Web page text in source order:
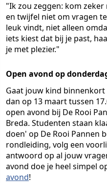
"Ik zou zeggen: kom
en twijfel niet om vragen
leuk vindt, niet alleen
iets kiest dat bij je past,
je met plezier."
Open avond op
Gaat jouw kind
dan op 13 maart tussen
open avond bij De Rooi
Breda. Studenten staan
doen' op De Rooi Pannen
rondleiding, volg een
antwoord op al jouw
avond doe je heel simpel
avond!